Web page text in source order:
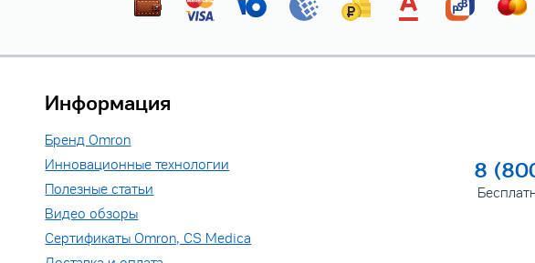
Информация
Бренд Omron
Инновационные технологии
Полезные статьи
Видео обзоры
Сертификаты Omron, CS Medica
8